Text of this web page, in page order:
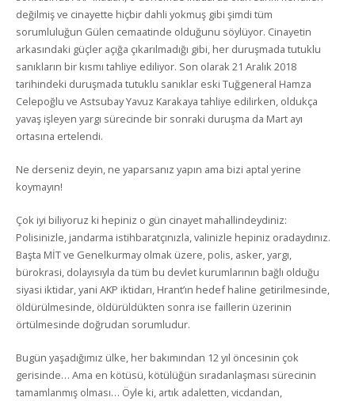
değilmiş ve cinayette hiçbir dahli yokmuş gibi şimdi tüm
sorumluluğun Gülen cemaatinde olduğunu söylüyor. Cinayetin
arkasındaki güçler açığa çıkarılmadığı gibi, her duruşmada tutuklu
sanıkların bir kısmı tahliye ediliyor. Son olarak 21 Aralık 2018
tarihindeki duruşmada tutuklu sanıklar eski Tuğgeneral Hamza
Celepoğlu ve Astsubay Yavuz Karakaya tahliye edilirken, oldukça
yavaş işleyen yargı sürecinde bir sonraki duruşma da Mart ayı
ortasına ertelendi.
Ne derseniz deyin, ne yaparsanız yapın ama bizi aptal yerine
koymayın!
Çok iyi biliyoruz ki hepiniz o gün cinayet mahallindeydiniz:
Polisinizle, jandarma istihbaratçınızla, valinizle hepiniz oradaydınız.
Başta MİT ve Genelkurmay olmak üzere, polis, asker, yargı,
bürokrasi, dolayısıyla da tüm bu devlet kurumlarının bağlı olduğu
siyasi iktidar, yani AKP iktidarı, Hrant’ın hedef haline getirilmesinde,
öldürülmesinde, öldürüldükten sonra ise faillerin üzerinin
örtülmesinde doğrudan sorumludur.
Bugün yaşadığımız ülke, her bakımından 12 yıl öncesinin çok
gerisinde… Ama en kötüsü, kötülüğün sıradanlaşması sürecinin
tamamlanmış olması… Öyle ki, artık adaletten, vicdandan,